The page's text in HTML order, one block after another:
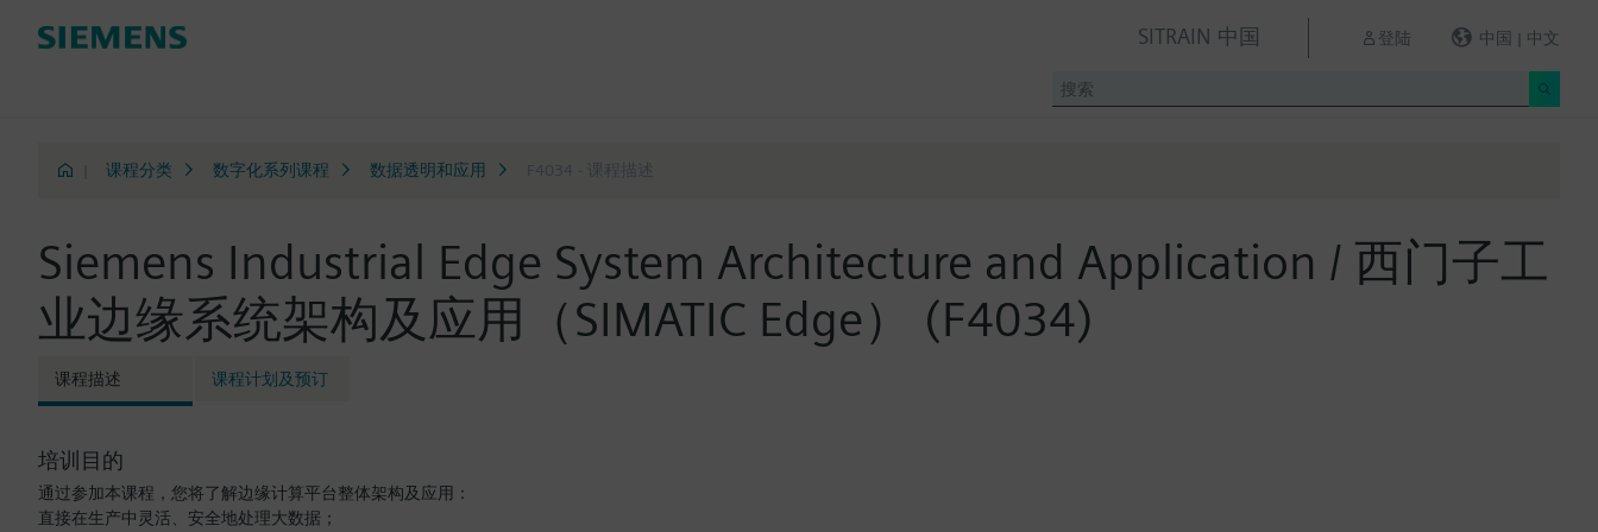
SITRAIN 中国 登陆 中国 | 中文
课程分类 数字化系列课程 数据透明和应用 F4034 - 课程描述
Siemens Industrial Edge System Architecture and Application / 西门子工
业边缘系统架构及应用（SIMATIC Edge） (F4034)
课程描述 课程计划及预订
培训目的
通过参加本课程，您将了解边缘计算平台整体架构及应用：
直接在生产中灵活、安全地处理大数据；